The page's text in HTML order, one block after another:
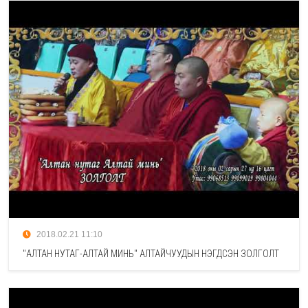
2018.02.21 11:10
"АЛТАН НУТАГ-АЛТАЙ МИНЬ" АЛТАЙЧУУДЫН НЭГДСЭН ЗОЛГОЛТ